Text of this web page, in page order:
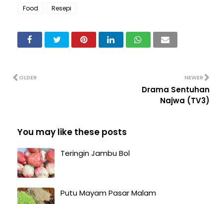
Food Resepi
NEWER
Drama Sentuhan
Najwa (TV3)
OLDER
You may like these posts
Teringin Jambu Bol
Putu Mayam Pasar Malam